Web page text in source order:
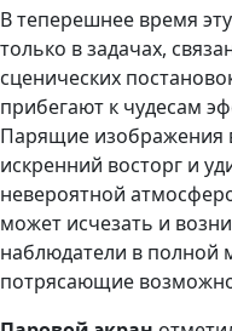
В теперешнее время
только в задачах,
сценических
прибегают к чудесам
Парящие изображения
искренний восторг и
невероятной
может исчезать и
наблюдатели в полной
потрясающие